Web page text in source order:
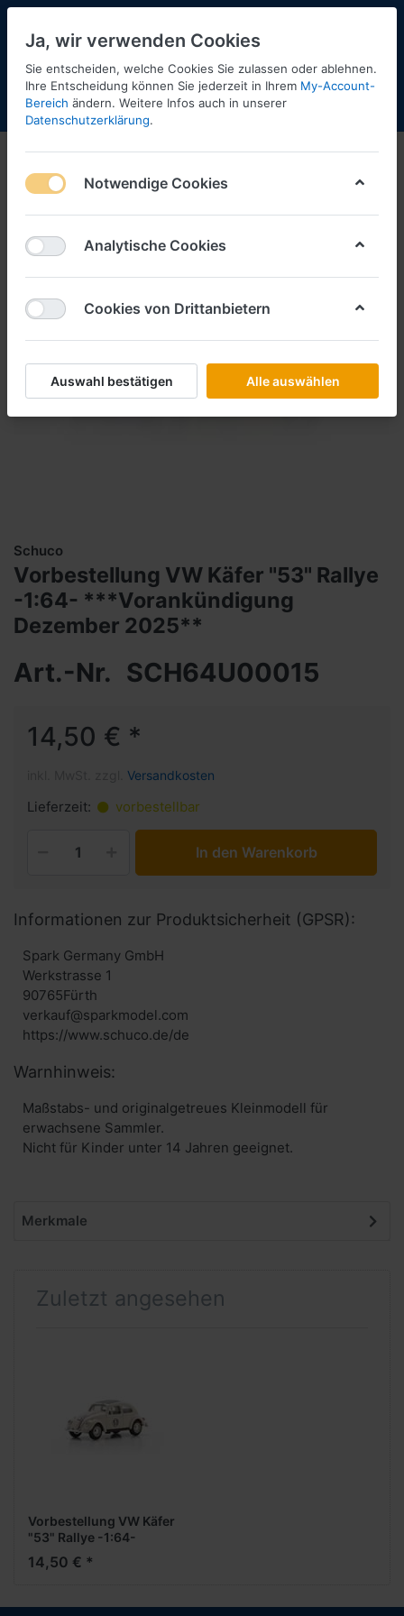
Menü Anmelden Shopaktualisierung
Schuco
Vorbestellung VW Käfer "53" Rallye
-1:64- ***Vorankündigung
Dezember 2025**
Art.-Nr. SCH64U00015
14,50 € *
Versandkosten
Lieferzeit: vorbestellbar
In den Warenkorb
Informationen zur Produktsicherheit (GPSR):
Spark Germany GmbH
Werkstrasse 1
90765Fürth
verkauf@sparkmodel.com
Warnhinweis:
Maßstabs- und originalgetreues Kleinmodell für
erwachsene Sammler.
Nicht für Kinder unter 14 Jahren geeignet.
Merkmale
Zuletzt angesehen
Vorbestellung VW Käfer
"53" Rallye -1:64-
***Vorankündigung
Dezember 2025**
14,50 € *
Ja, wir verwenden Cookies
Sie entscheiden, welche Cookies Sie zulassen oder ablehnen.
Ihre Entscheidung können Sie jederzeit in Ihrem My-Account-
Bereich ändern. Weitere Infos auch in unserer
Datenschutzerklärung.
Notwendige Cookies
Analytische Cookies
Cookies von Drittanbietern
Auswahl bestätigen Alle auswählen